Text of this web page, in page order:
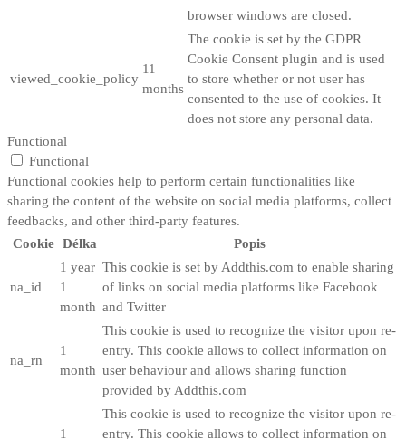
browser windows are closed.
viewed_cookie_policy
11
months
The cookie is set by the GDPR
Cookie Consent plugin and is used
to store whether or not user has
consented to the use of cookies. It
does not store any personal data.
Functional
Functional
Functional cookies help to perform certain functionalities like
sharing the content of the website on social media platforms, collect
feedbacks, and other third-party features.
Cookie Délka Popis
na_id
1 year
1
month
This cookie is set by Addthis.com to enable sharing
of links on social media platforms like Facebook
and Twitter
na_rn
1
month
This cookie is used to recognize the visitor upon re-
entry. This cookie allows to collect information on
user behaviour and allows sharing function
provided by Addthis.com
1
This cookie is used to recognize the visitor upon re-
entry. This cookie allows to collect information on